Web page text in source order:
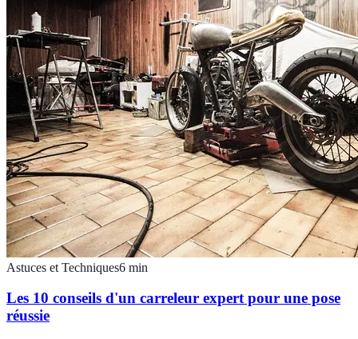
Astuces et Techniques6 min
Les 10 conseils d'un carreleur expert pour une pose
réussie